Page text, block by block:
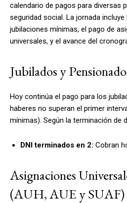
calendario de pagos para diversas
seguridad social. La jornada
jubilaciones mínimas, el pago de
universales, y el avance del
Jubilados y
Hoy continúa el pago para los
haberes no superan el primer
mínimas). Según la terminación de
DNI terminados en 2: Cobran
Asignaciones
(AUH, AUE y SUAF)